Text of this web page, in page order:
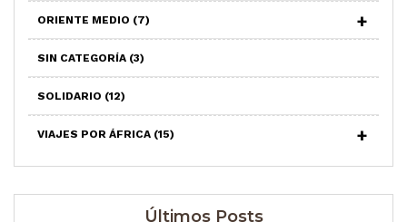
ORIENTE MEDIO (7)
SIN CATEGORÍA (3)
SOLIDARIO (12)
VIAJES POR ÁFRICA (15)
Últimos Posts